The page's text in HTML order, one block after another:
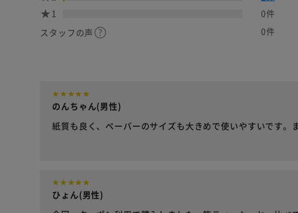
1
0件
スタッフの声
0件
のんちゃん(男性)
紙質も良く、ペーパーのサイズも大きめで使いやすいです。
ひょん(男性)